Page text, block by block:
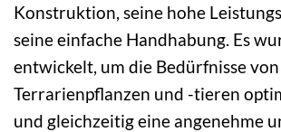
Konstruktion, seine hohe
seine einfache Handhabung. Es
entwickelt, um die Bedürfnisse von
Terrarienpflanzen und -tieren
und gleichzeitig eine angenehme